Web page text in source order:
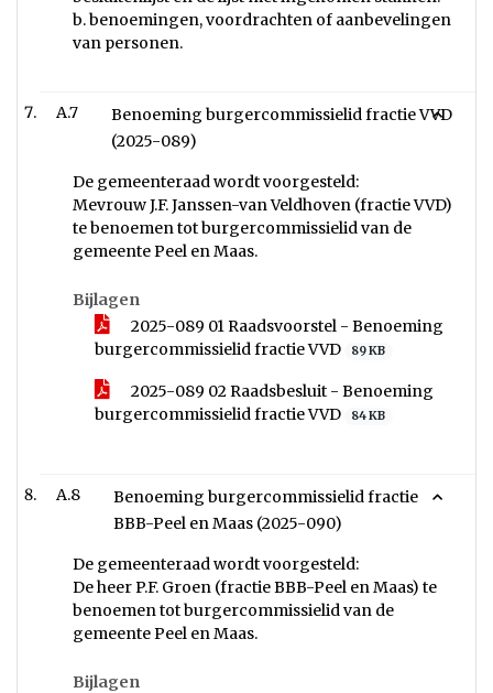
b. benoemingen, voordrachten of aanbevelingen
van personen.
A.7
Benoeming burgercommissielid fractie VVD
(2025-089)
De gemeenteraad wordt voorgesteld:
Mevrouw J.F. Janssen-van Veldhoven (fractie VVD)
te benoemen tot burgercommissielid van de
gemeente Peel en Maas.
Bijlagen
2025-089 01 Raadsvoorstel - Benoeming
burgercommissielid fractie VVD
89 KB
2025-089 02 Raadsbesluit - Benoeming
burgercommissielid fractie VVD
84 KB
A.8
Benoeming burgercommissielid fractie
BBB-Peel en Maas (2025-090)
De gemeenteraad wordt voorgesteld:
De heer P.F. Groen (fractie BBB-Peel en Maas) te
benoemen tot burgercommissielid van de
gemeente Peel en Maas.
Bijlagen